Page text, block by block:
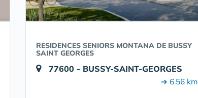
RESIDENCES SENIORS MONTANA DE BUSSY
SAINT GEORGES
77600 - BUSSY-SAINT-GEORGES
➔ 6.56 km